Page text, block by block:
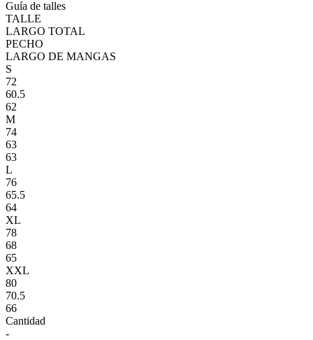
Guía de talles
TALLE
LARGO TOTAL
PECHO
LARGO DE MANGAS
S
72
60.5
62
M
74
63
63
L
76
65.5
64
XL
78
68
65
XXL
80
70.5
66
Cantidad
-